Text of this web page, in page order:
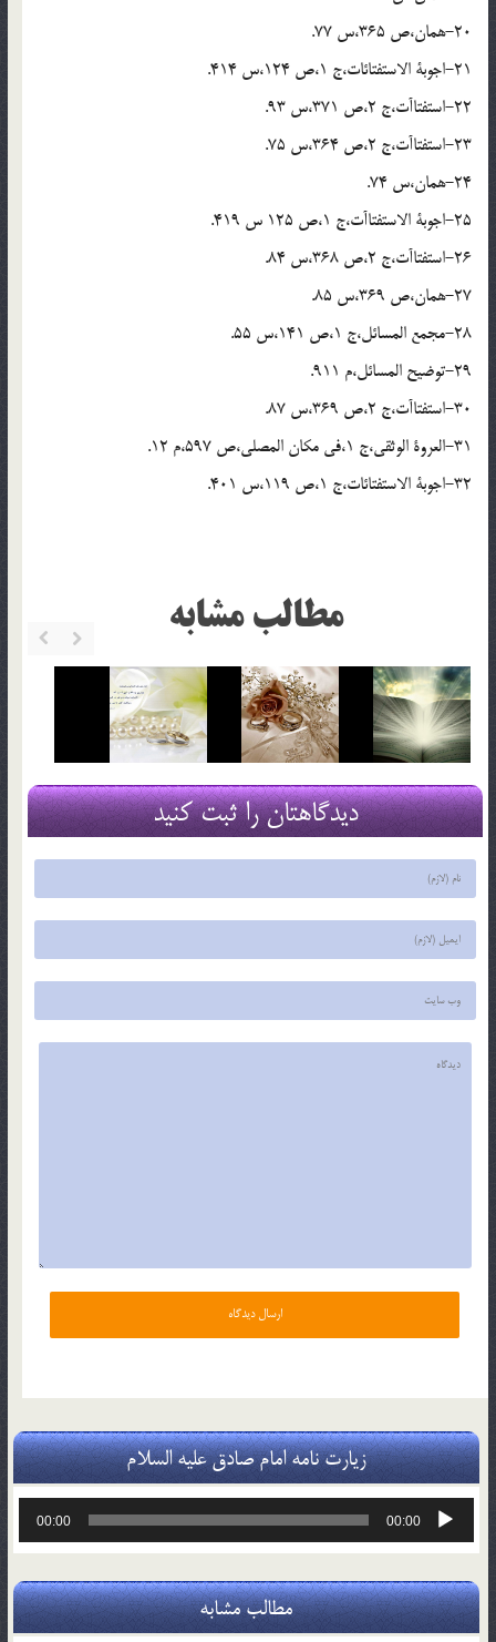
20-همان،ص 365،س 77.
21-اجوبة الاستفتائات،ج 1،ص 124،س 414.
22-استفتاآت،ج 2،ص 371،س 93.
23-استفتاآت،ج 2،ص 364،س 75.
24-همان،س 74.
25-اجوبة الاستفتاآت،ج 1،ص 125 س 419.
26-استفتاآت،ج 2،ص 368،س 84.
27-همان،ص 369،س 85.
28-مجمع المسائل،ج 1،ص 141،س 55.
29-توضيح المسائل،م 911.
30-استفتاآت،ج 2،ص 369،س 87.
31-العروة الوثقى،ج 1،فى مكان المصلى،ص 597،م 12.
32-اجوبة الاستفتائات،ج 1،ص 119،س 401.
مطالب مشابه
دیدگاهتان را ثبت کنید
زیارت نامه امام صادق علیه السلام
پخش‌کننده
00:00
00:00
مطالب مشابه